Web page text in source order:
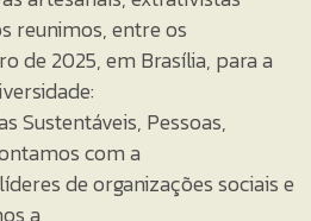
reunimos, entre os
de 2025, em Brasília, para a
Sustentáveis, Pessoas,
com a
de organizações sociais e